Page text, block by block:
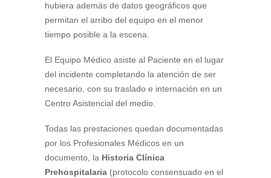
hubiera además de datos geográficos que
permitan el arribo del equipo en el menor
tiempo posible a la escena.
El Equipo Médico asiste al Paciente en el lugar
del incidente completando la atención de ser
necesario, con su traslado e internación en un
Centro Asistencial del medio.
Todas las prestaciones quedan documentadas
por los Profesionales Médicos en un
documento, la Historia Clínica
Prehospitalaria (protocolo consensuado en el